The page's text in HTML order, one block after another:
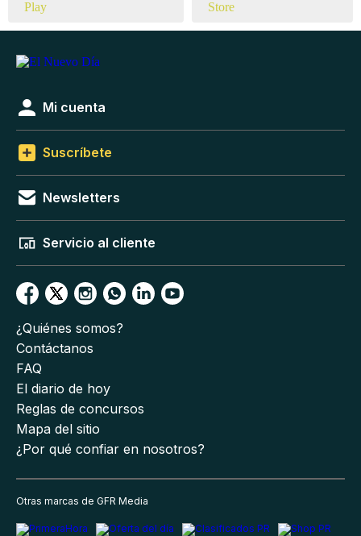
Mi cuenta
Suscríbete
Newsletters
Servicio al cliente
¿Quiénes somos?
Contáctanos
FAQ
El diario de hoy
Reglas de concursos
Mapa del sitio
¿Por qué confiar en nosotros?
Otras marcas de GFR Media